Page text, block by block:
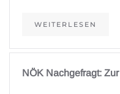
WEITERLESEN
NÖK Nachgefragt: